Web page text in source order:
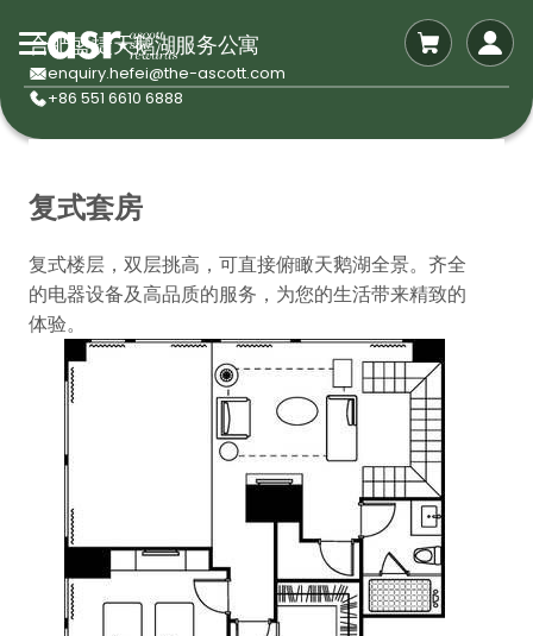
合肥盛捷天鹅湖服务公寓
enquiry.hefei@the-ascott.com
+86 551 6610 6888
复式套房
复式楼层，双层挑高，可直接俯瞰天鹅湖全景。齐全
的电器设备及高品质的服务，为您的生活带来精致的
体验。